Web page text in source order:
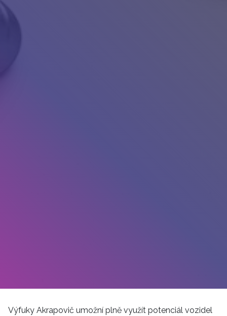
Výfuky Akrapovič umožní plně využít potenciál vozidel